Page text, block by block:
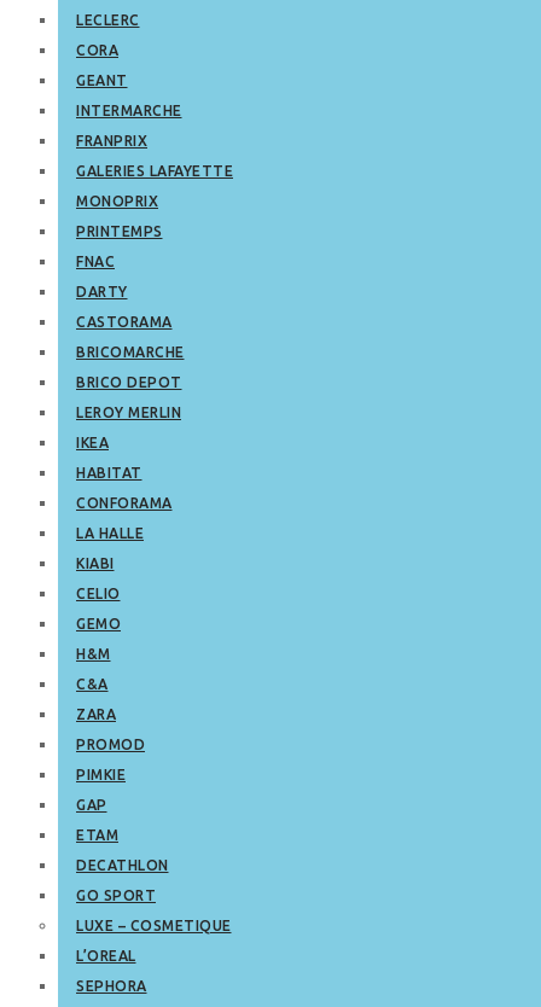
LECLERC
CORA
GEANT
INTERMARCHE
FRANPRIX
GALERIES LAFAYETTE
MONOPRIX
PRINTEMPS
FNAC
DARTY
CASTORAMA
BRICOMARCHE
BRICO DEPOT
LEROY MERLIN
IKEA
HABITAT
CONFORAMA
LA HALLE
KIABI
CELIO
GEMO
H&M
C&A
ZARA
PROMOD
PIMKIE
GAP
ETAM
DECATHLON
GO SPORT
LUXE – COSMETIQUE
L’OREAL
SEPHORA